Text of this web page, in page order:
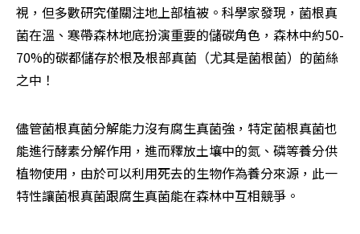
視，但多數研究僅關注地上部植被。科學家發現，菌根真
菌在溫、寒帶森林地底扮演重要的儲碳角色，森林中約50-
70%的碳都儲存於根及根部真菌（尤其是菌根菌）的菌絲
之中！
儘管菌根真菌分解能力沒有腐生真菌強，特定菌根真菌也
能進行酵素分解作用，進而釋放土壤中的氮、磷等養分供
植物使用，由於可以利用死去的生物作為養分來源，此一
特性讓菌根真菌跟腐生真菌能在森林中互相競爭。